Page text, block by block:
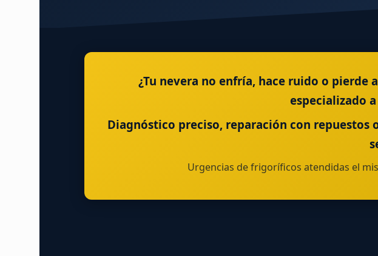
¿Tu nevera no enfría, hace ruido o pierde
especializado
Diagnóstico preciso, reparación con repuestos
Urgencias de frigoríficos atendidas el